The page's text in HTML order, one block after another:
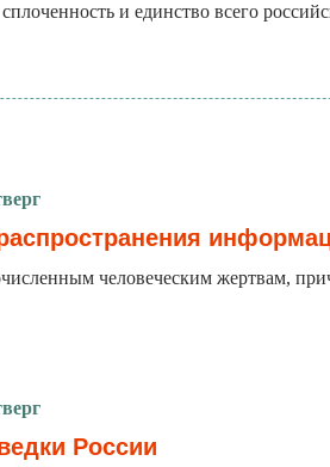
и единство всего
человеческим жертвам,
России